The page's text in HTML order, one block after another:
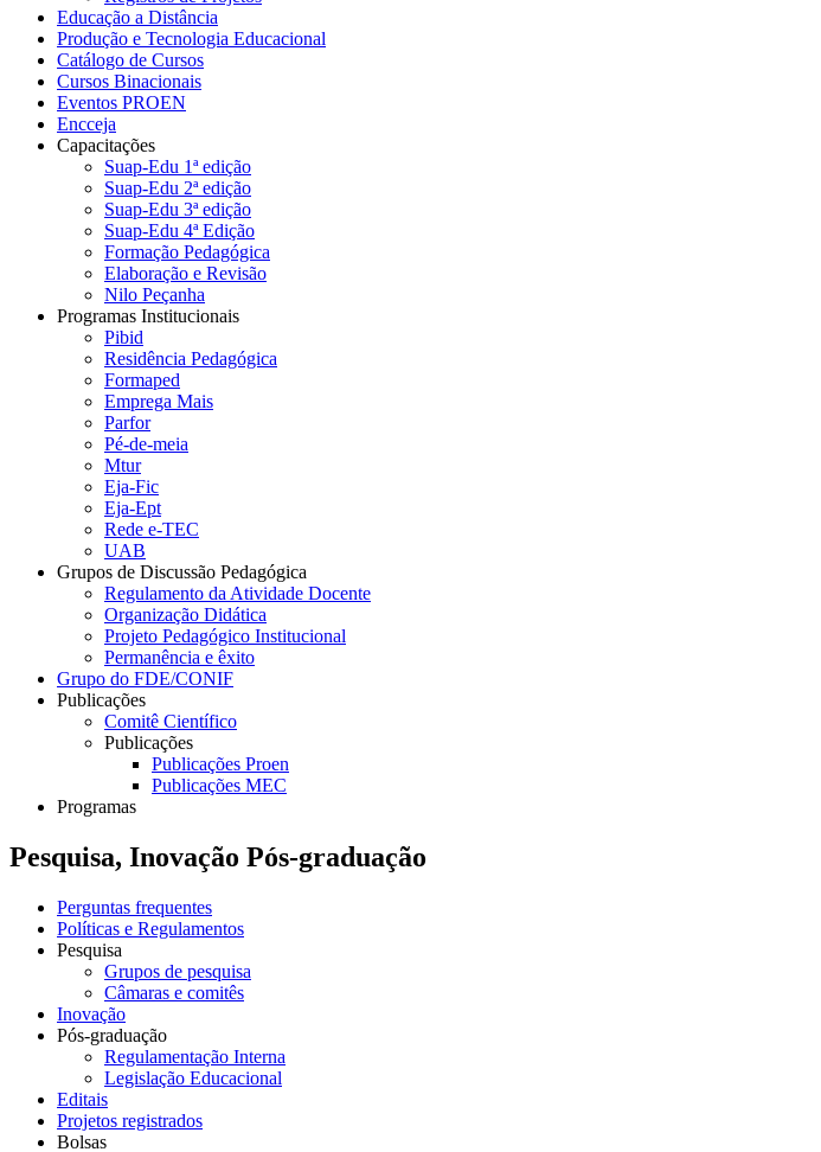
Educação a Distância
Produção e Tecnologia Educacional
Catálogo de Cursos
Cursos Binacionais
Eventos PROEN
Encceja
Capacitações
Suap-Edu 1ª edição
Suap-Edu 2ª edição
Suap-Edu 3ª edição
Suap-Edu 4ª Edição
Formação Pedagógica
Elaboração e Revisão
Nilo Peçanha
Programas Institucionais
Pibid
Residência Pedagógica
Formaped
Emprega Mais
Parfor
Pé-de-meia
Mtur
Eja-Fic
Eja-Ept
Rede e-TEC
UAB
Grupos de Discussão Pedagógica
Regulamento da Atividade Docente
Organização Didática
Projeto Pedagógico Institucional
Permanência e êxito
Grupo do FDE/CONIF
Publicações
Comitê Científico
Publicações
Publicações Proen
Publicações MEC
Programas
Pesquisa, Inovação Pós-graduação
Perguntas frequentes
Políticas e Regulamentos
Pesquisa
Grupos de pesquisa
Câmaras e comitês
Inovação
Pós-graduação
Regulamentação Interna
Legislação Educacional
Editais
Projetos registrados
Bolsas